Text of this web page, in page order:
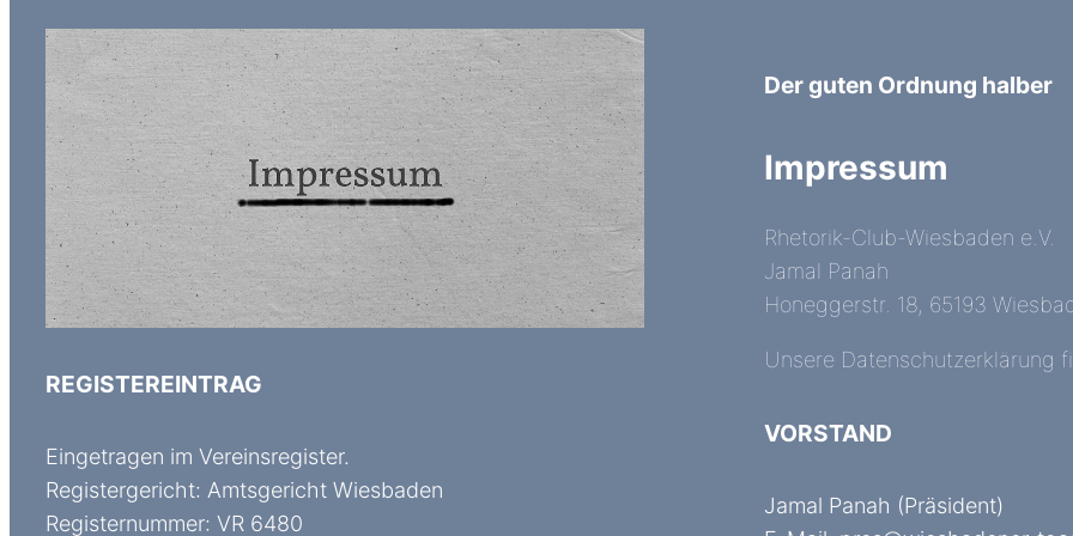
REGISTEREINTRAG
Eingetragen im Vereinsregister.
Registergericht: Amtsgericht Wiesbaden
Registernummer: VR 6480
Der guten Ordnung halber
Impressum
Rhetorik-Club-Wiesbaden e.V.
Jamal Panah
Honeggerstr. 18, 65193
Unsere Datenschutzerklärung
VORSTAND
Jamal Panah (Präsident)